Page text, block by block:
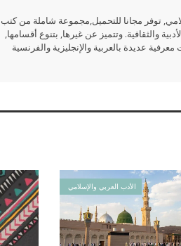
توفر مجانا للتحميل,مجموعة شاملة من كتب
والثقافية. وتتميز عن غيرها, بتنوع أقسامها,
عديدة بالعربية والإنجليزية والفرنسية
الأدب العربي والإسلامي